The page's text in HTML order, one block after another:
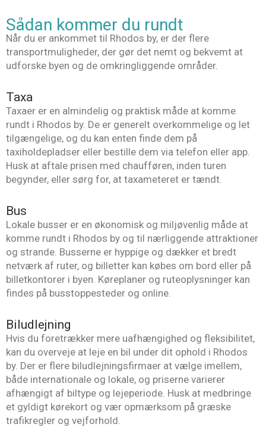
Sådan kommer du rundt
Når du er ankommet til Rhodos by, er der flere
transportmuligheder, der gør det nemt og bekvemt at
udforske byen og de omkringliggende områder.
Taxa
Taxaer er en almindelig og praktisk måde at komme
rundt i Rhodos by. De er generelt overkommelige og let
tilgængelige, og du kan enten finde dem på
taxiholdepladser eller bestille dem via telefon eller app.
Husk at aftale prisen med chaufføren, inden turen
begynder, eller sørg for, at taxameteret er tændt.
Bus
Lokale busser er en økonomisk og miljøvenlig måde at
komme rundt i Rhodos by og til nærliggende attraktioner
og strande. Busserne er hyppige og dækker et bredt
netværk af ruter, og billetter kan købes om bord eller på
billetkontorer i byen. Køreplaner og ruteoplysninger kan
findes på busstoppesteder og online.
Biludlejning
Hvis du foretrækker mere uafhængighed og fleksibilitet,
kan du overveje at leje en bil under dit ophold i Rhodos
by. Der er flere biludlejningsfirmaer at vælge imellem,
både internationale og lokale, og priserne varierer
afhængigt af biltype og lejeperiode. Husk at medbringe
et gyldigt kørekort og vær opmærksom på græske
trafikregler og vejforhold.